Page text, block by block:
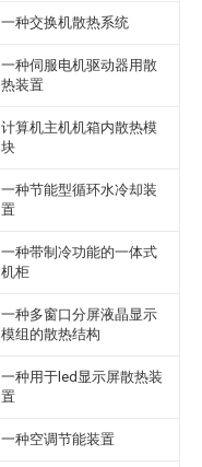
一种交换机散热系统
一种伺服电机驱动器用散
热装置
计算机主机机箱内散热模
块
一种节能型循环水冷却装
置
一种带制冷功能的一体式
机柜
一种多窗口分屏液晶显示
模组的散热结构
一种用于led显示屏散热装
置
一种空调节能装置